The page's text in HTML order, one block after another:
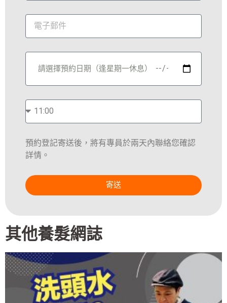
預約登記寄送後，將有專員於兩天內聯絡您確認
詳情。
寄送
其他養髮網誌